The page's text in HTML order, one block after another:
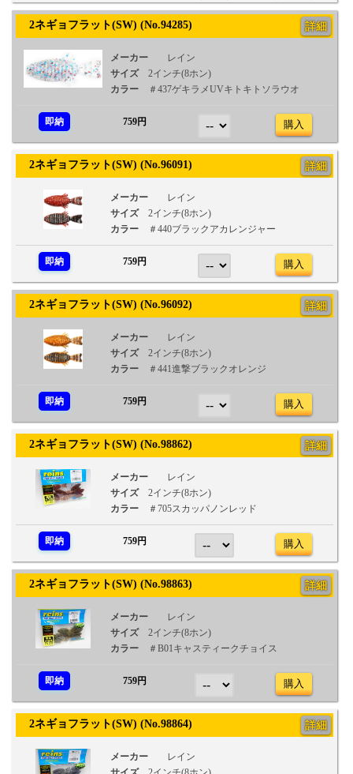
2ネギョフラット(SW) (No.94285) 詳細
メーカー
レイン
サイズ
2インチ(8ホン)
カラー
＃437ゲキラメUVキトキトソラウオ
即納 759円 購入
2ネギョフラット(SW) (No.96091) 詳細
メーカー
レイン
サイズ
2インチ(8ホン)
カラー
＃440ブラックアカレンジャー
即納 759円 購入
2ネギョフラット(SW) (No.96092) 詳細
メーカー
レイン
サイズ
2インチ(8ホン)
カラー
＃441進撃ブラックオレンジ
即納 759円 購入
2ネギョフラット(SW) (No.98862) 詳細
メーカー
レイン
サイズ
2インチ(8ホン)
カラー
＃705スカッパノンレッド
即納 759円 購入
2ネギョフラット(SW) (No.98863) 詳細
メーカー
レイン
サイズ
2インチ(8ホン)
カラー
＃B01キャスティークチョイス
即納 759円 購入
2ネギョフラット(SW) (No.98864) 詳細
メーカー
レイン